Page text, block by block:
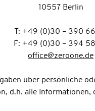
10557 Berlin
T: +49 (0)30 – 390
F: +49 (0)30 – 394
office@zeroone.de
über persönliche
d.h. alle Informationen,